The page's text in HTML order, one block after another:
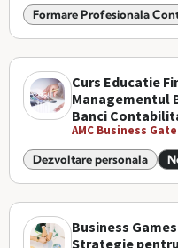
Formare Profesionala
Curs Educatie
Managementul
Banci
AMC Business
Dezvoltare personala
Business
Strategie